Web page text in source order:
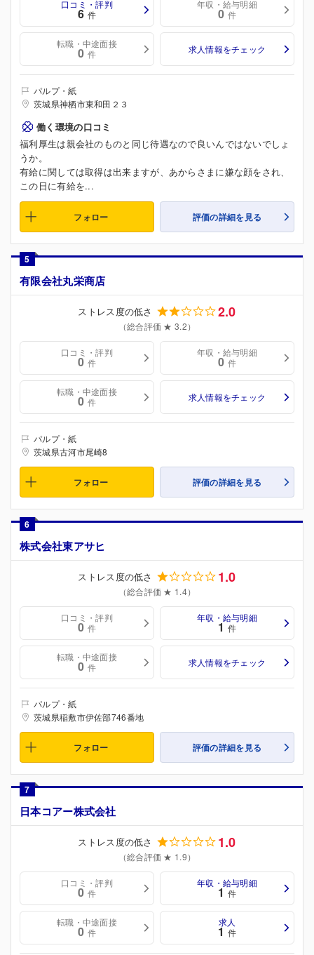
口コミ・評判
6 件
年収・給与明細
0 件
転職・中途面接
0 件 求人情報をチェック
パルプ・紙
茨城県神栖市東和田２３
働く環境の口コミ
福利厚生は親会社のものと同じ待遇なので良いんではないでしょ
うか。
有給に関しては取得は出来ますが、あからさまに嫌な顔をされ、
この日に有給を...
フォロー 評価の詳細を見る
5
有限会社丸栄商店
ストレス度の低さ 2.0
（総合評価 ★ 3.2）
口コミ・評判
0 件
年収・給与明細
0 件
転職・中途面接
0 件 求人情報をチェック
パルプ・紙
茨城県古河市尾崎8
フォロー 評価の詳細を見る
6
株式会社東アサヒ
ストレス度の低さ 1.0
（総合評価 ★ 1.4）
口コミ・評判
0 件
年収・給与明細
1 件
転職・中途面接
0 件 求人情報をチェック
パルプ・紙
茨城県稲敷市伊佐部746番地
フォロー 評価の詳細を見る
7
日本コアー株式会社
ストレス度の低さ 1.0
（総合評価 ★ 1.9）
口コミ・評判
0 件
年収・給与明細
1 件
転職・中途面接
0 件
求人
1 件